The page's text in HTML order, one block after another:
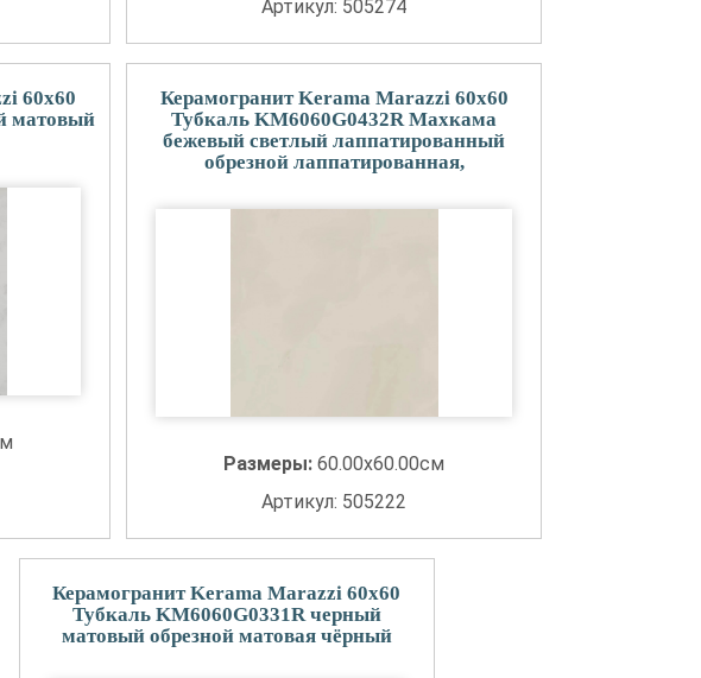
Артикул: 505274
60x60
матовый
Керамогранит Kerama Marazzi 60x60
Тубкаль KM6060G0432R Махкама
бежевый светлый лаппатированный
обрезной лаппатированная,
Размеры:60.00x60.00см
Артикул: 505222
Керамогранит Kerama Marazzi 60x60
Тубкаль KM6060G0331R черный
матовый обрезной матовая чёрный